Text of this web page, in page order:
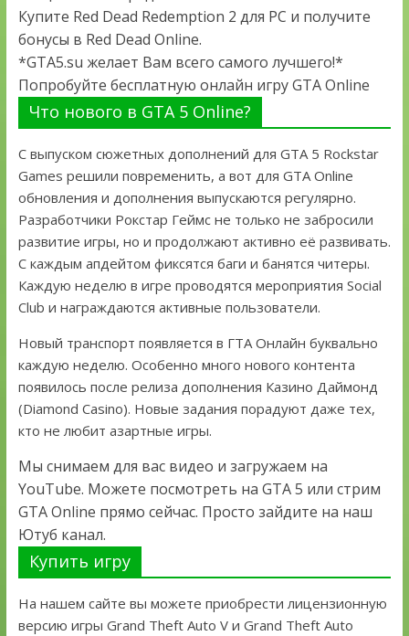
Купите Red Dead Redemption 2 для PC и получите
бонусы в Red Dead Online.
*GTA5.su желает Вам всего самого лучшего!*
Попробуйте бесплатную онлайн игру GTA Online
Что нового в GTA 5 Online?
С выпуском сюжетных дополнений для GTA 5 Rockstar
Games решили повременить, а вот для GTA Online
обновления и дополнения выпускаются регулярно.
Разработчики Рокстар Геймс не только не забросили
развитие игры, но и продолжают активно её развивать.
С каждым апдейтом фиксятся баги и банятся читеры.
Каждую неделю в игре проводятся мероприятия Social
Club и награждаются активные пользователи.
Новый транспорт появляется в ГТА Онлайн буквально
каждую неделю. Особенно много нового контента
появилось после релиза дополнения Казино Даймонд
(Diamond Casino). Новые задания порадуют даже тех,
кто не любит азартные игры.
Мы снимаем для вас видео и загружаем на
YouTube. Можете посмотреть на GTA 5 или стрим
GTA Online прямо сейчас. Просто зайдите на наш
Ютуб канал.
Купить игру
На нашем сайте вы можете приобрести лицензионную
версию игры Grand Theft Auto V и Grand Theft Auto